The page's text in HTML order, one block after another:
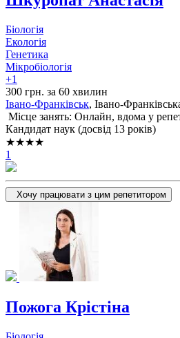
Біологія
Екологія
Генетика
Мікробіологія
+1
300 грн. за 60 хвилин
Івано-Франківськ, Івано-
Місце занять: Онлайн, вдома у
Кандидат наук (досвід 13 років)
★★★★
1
Хочу працювати з цим репетитором
Пожога Крістіна